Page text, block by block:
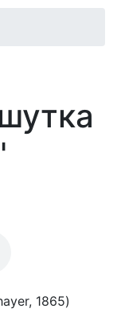
1865)